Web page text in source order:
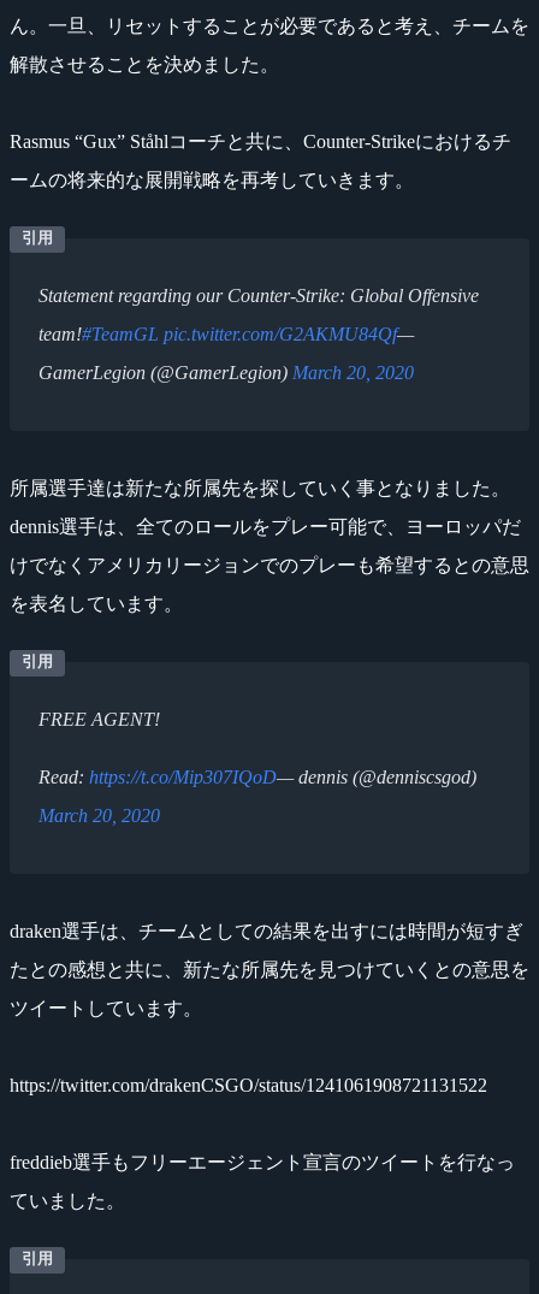
ん。一旦、リセットすることが必要であると考え、チームを
解散させることを決めました。
Rasmus “Gux” Ståhlコーチと共に、Counter-Strikeにおけるチ
ームの将来的な展開戦略を再考していきます。
Statement regarding our Counter-Strike: Global Offensive
team!#TeamGL pic.twitter.com/G2AKMU84Qf—
GamerLegion (@GamerLegion) March 20, 2020
所属選手達は新たな所属先を探していく事となりました。
dennis選手は、全てのロールをプレー可能で、ヨーロッパだ
けでなくアメリカリージョンでのプレーも希望するとの意思
を表名しています。
FREE AGENT!
Read: https://t.co/Mip307IQoD— dennis (@denniscsgod)
March 20, 2020
draken選手は、チームとしての結果を出すには時間が短すぎ
たとの感想と共に、新たな所属先を見つけていくとの意思を
ツイートしています。
https://twitter.com/drakenCSGO/status/1241061908721131522
freddieb選手もフリーエージェント宣言のツイートを行なっ
ていました。